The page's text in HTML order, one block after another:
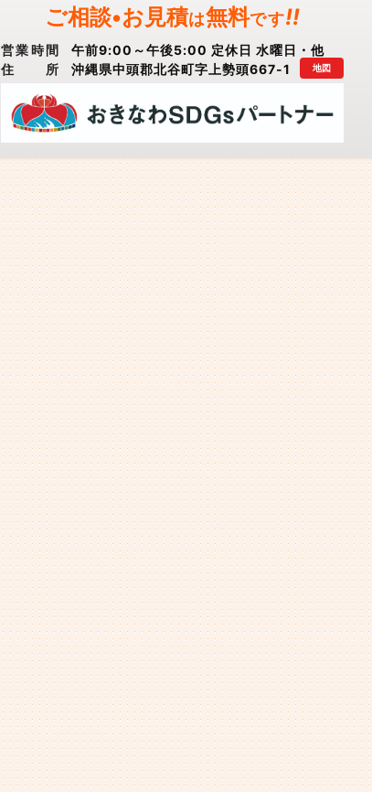
ご相談•お見積は無料です!!
営業時間
午前9:00～午後5:00 定休日 水曜日・他
住所
沖縄県中頭郡北谷町字上勢頭667-1 地図